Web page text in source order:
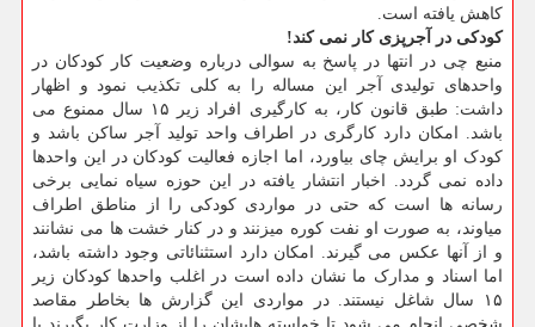
کاهش یافته است.
کودکی در آجرپزی کار نمی کند!
منبع چی در انتها در پاسخ به سوالی درباره وضعیت کار کودکان در
واحدهای تولیدی آجر این مساله را به کلی تکذیب نمود و اظهار
داشت: طبق قانون کار، به کارگیری افراد زیر ۱۵ سال ممنوع می
باشد. امکان دارد کارگری در اطراف واحد تولید آجر ساکن باشد و
کودک او برایش چای بیاورد، اما اجازه فعالیت کودکان در این واحدها
داده نمی گردد. اخبار انتشار یافته در این حوزه سیاه نمایی برخی
رسانه ها است که حتی در مواردی کودکی را از مناطق اطراف
میاوند، به صورت او نفت کوره میزنند و در کنار خشت ها می نشانند
و از آنها عکس می گیرند. امکان دارد استثنائاتی وجود داشته باشد،
اما اسناد و مدارک ما نشان داده است در اغلب واحدها کودکان زیر
۱۵ سال شاغل نیستند. در مواردی این گزارش ها بخاطر مقاصد
شخصی انجام می شود تا خواسته هایشان را از وزارت کار بگیرند یا